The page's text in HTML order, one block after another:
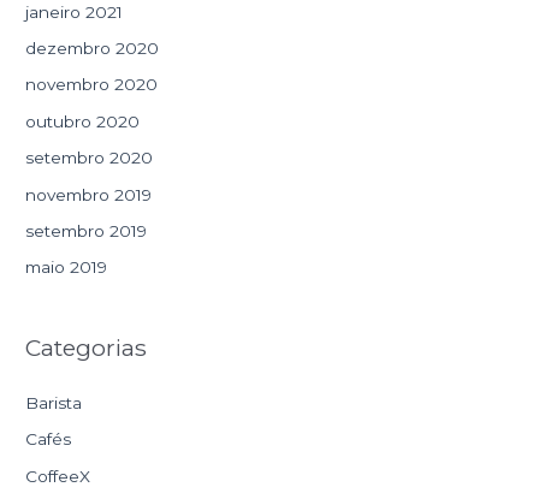
janeiro 2021
dezembro 2020
novembro 2020
outubro 2020
setembro 2020
novembro 2019
setembro 2019
maio 2019
Categorias
Barista
Cafés
CoffeeX